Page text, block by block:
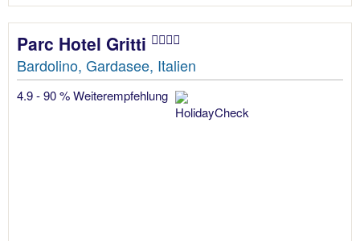
Parc Hotel Gritti
Bardolino, Gardasee, Italien
4.9 - 90 % Weiterempfehlung